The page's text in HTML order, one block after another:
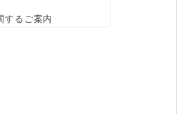
するご案内